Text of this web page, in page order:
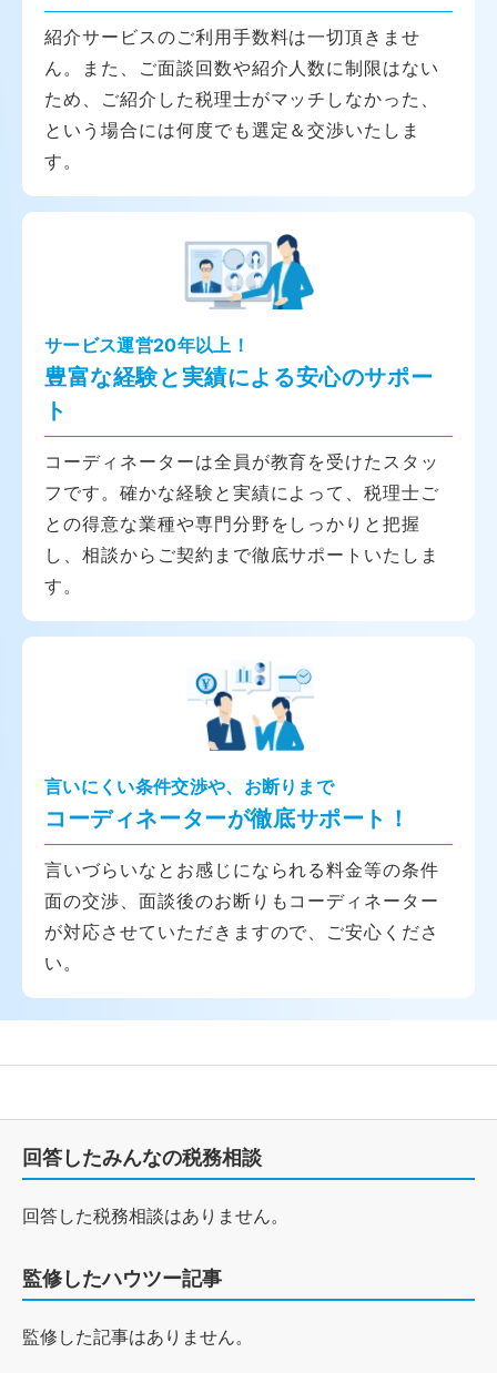
紹介サービスのご利用手数料は一切頂きませ
ん。また、ご面談回数や紹介人数に制限はない
ため、ご紹介した税理士がマッチしなかった、
という場合には何度でも選定＆交渉いたしま
す。
サービス運営20年以上！
豊富な経験と実績による安心のサポー
ト
コーディネーターは全員が教育を受けたスタッ
フです。確かな経験と実績によって、税理士ご
との得意な業種や専門分野をしっかりと把握
し、相談からご契約まで徹底サポートいたしま
す。
言いにくい条件交渉や、お断りまで
コーディネーターが徹底サポート！
言いづらいなとお感じになられる料金等の条件
面の交渉、面談後のお断りもコーディネーター
が対応させていただきますので、ご安心くださ
い。
回答したみんなの税務相談
回答した税務相談はありません。
監修したハウツー記事
監修した記事はありません。